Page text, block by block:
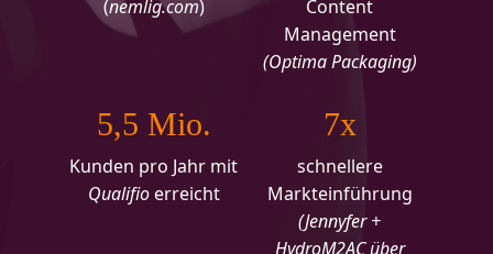
(nemlig.com)
Content
Management
(Optima Packaging)
5,5 Mio.
Kunden pro Jahr mit
Qualifioerreicht
7x
schnellere
Markteinführung
(Jennyfer +
HydroM2AC über